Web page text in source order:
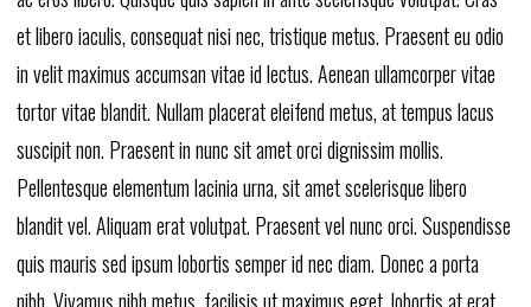
et libero iaculis, consequat nisi nec, tristique metus. Praesent eu odio
in velit maximus accumsan vitae id lectus. Aenean ullamcorper vitae
tortor vitae blandit. Nullam placerat eleifend metus, at tempus lacus
suscipit non. Praesent in nunc sit amet orci dignissim mollis.
Pellentesque elementum lacinia urna, sit amet scelerisque libero
blandit vel. Aliquam erat volutpat. Praesent vel nunc orci. Suspendisse
quis mauris sed ipsum lobortis semper id nec diam. Donec a porta
nibh. Vivamus nibh metus, facilisis ut maximus eget, lobortis at erat.